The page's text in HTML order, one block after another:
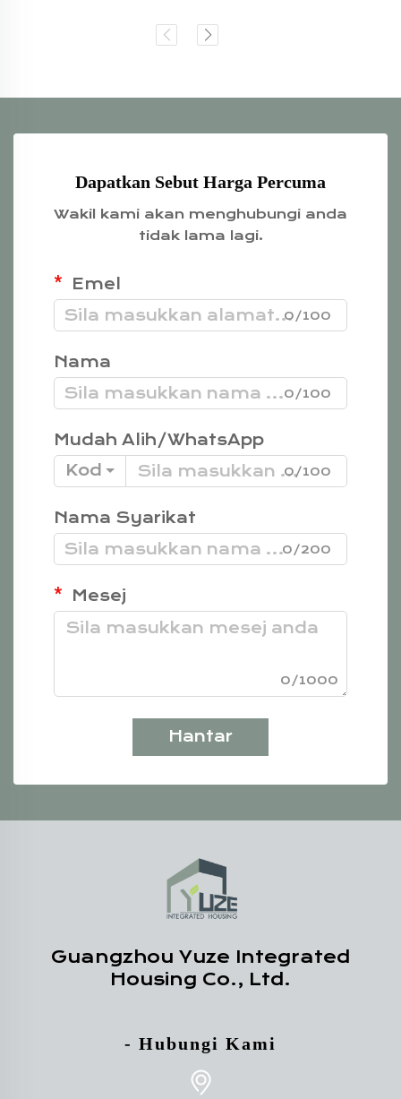
Dapatkan Sebut Harga Percuma
Wakil kami akan menghubungi anda
tidak lama lagi.
Emel
0/100
Nama
0/100
Mudah Alih/WhatsApp
Kod
0/100
Nama Syarikat
0/200
Mesej
0/1000
Hantar
Guangzhou Yuze Integrated
Housing Co., Ltd.
- Hubungi Kami